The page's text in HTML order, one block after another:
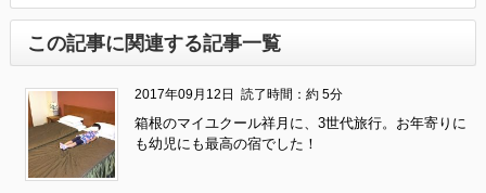
この記事に関連する記事一覧
2017年09月12日 読了時間：約 5分
箱根のマイユクール祥月に、3世代旅行。お年寄りに
も幼児にも最高の宿でした！